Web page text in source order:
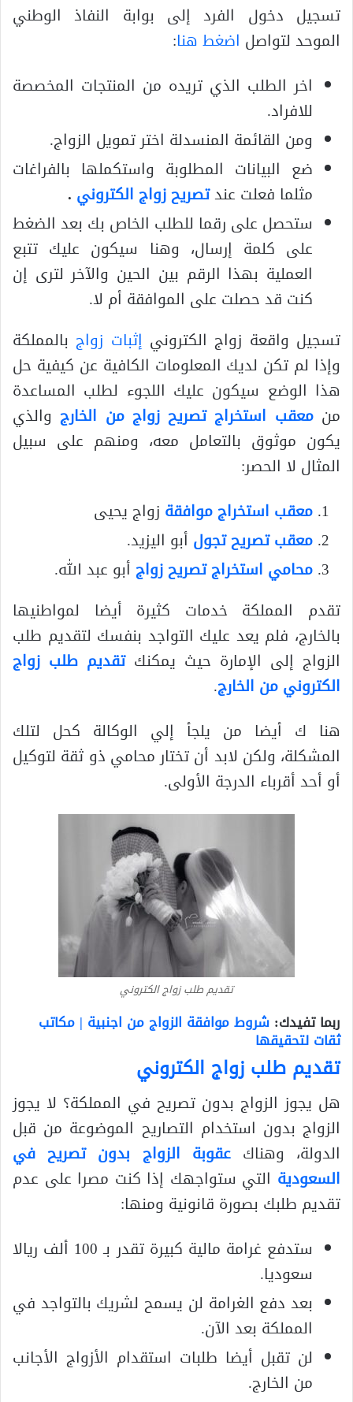
تسجيل دخول الفرد إلى بوابة النفاذ الوطني
الموحد لتواصل اضغط هنا:
اخر الطلب الذي تريده من المنتجات المخصصة
للافراد.
ومن القائمة المنسدلة اختر تمويل الزواج.
ضع البيانات المطلوبة واستكملها بالفراغات
مثلما فعلت عندتصريح زواج الكتروني .
ستحصل على رقما للطلب الخاص بك بعد الضغط
على كلمة إرسال، وهنا سيكون عليك تتبع
العملية بهذا الرقم بين الحين والآخر لترى إن
كنت قد حصلت على الموافقة أم لا.
تسجيل واقعة زواج الكتروني إثبات زواجبالمملكة
وإذا لم تكن لديك المعلومات الكافية عن كيفية حل
هذا الوضع سيكون عليك اللجوء لطلب المساعدة
منمعقب استخراج تصريح زواج من الخارجوالذي
يكون موثوق بالتعامل معه، ومنهم على سبيل
المثال لا الحصر:
معقب استخراج موافقة زواج يحيى
معقب تصريح تجول أبو اليزيد.
محامي استخراج تصريح زواجأبو عبد الله.
تقدم المملكة خدمات كثيرة أيضا لمواطنيها
بالخارج، فلم يعد عليك التواجد بنفسك لتقديم طلب
الزواج إلى الإمارة حيث يمكنكتقديم طلب زواج
الكتروني من الخارج.
هنا ك أيضا من يلجأ إلي الوكالة كحل لتلك
المشكلة، ولكن لابد أن تختار محامي ذو ثقة لتوكيل
أو أحد أقرباء الدرجة الأولى.
تقديم طلب زواج الكتروني
ربما تفيدك: شروط موافقة الزواج من اجنبية | مكاتب
ثقات لتحقيقها
تقديم طلب زواج الكتروني
هل يجوز الزواج بدون تصريح في المملكة؟ لا يجوز
الزواج بدون استخدام التصاريح الموضوعة من قبل
الدولة، وهناكعقوبة الزواج بدون تصريح في
السعودية التي ستواجهك إذا كنت مصرا على عدم
تقديم طلبك بصورة قانونية ومنها:
ستدفع غرامة مالية كبيرة تقدر بـ 100 ألف ريالا
سعوديا.
بعد دفع الغرامة لن يسمح لشريك بالتواجد في
المملكة بعد الآن.
لن تقبل أيضا طلبات استقدام الأزواج الأجانب
من الخارج.